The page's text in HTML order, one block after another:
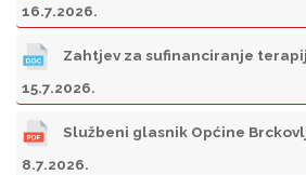
16.7.2026.
Zahtjev za sufinanciranje
15.7.2026.
Službeni glasnik Općine
8.7.2026.